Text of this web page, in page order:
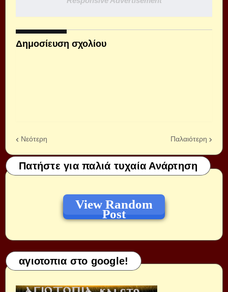
Δημοσίευση σχολίου
Νεότερη Παλαιότερη
Πατήστε για παλιά τυχαία Ανάρτηση
View Random
Post
αγιοτοπια στο google!